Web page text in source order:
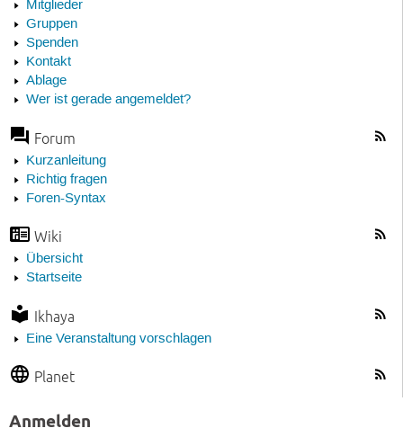
Mitglieder
Gruppen
Spenden
Kontakt
Ablage
Wer ist gerade angemeldet?
Forum
Kurzanleitung
Richtig fragen
Foren-Syntax
Wiki
Übersicht
Startseite
Ikhaya
Eine Veranstaltung vorschlagen
Planet
Anmelden